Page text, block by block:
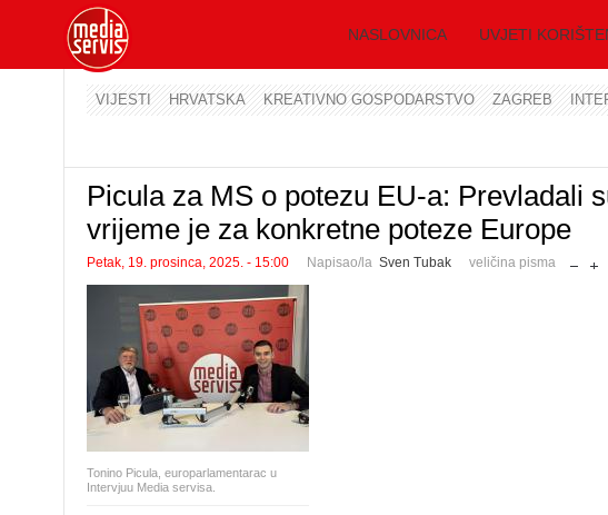
NASLOVNICA UVJETI
VIJESTI HRVATSKA KREATIVNO GOSPODARSTVO ZAGREB
Picula za MS o potezu EU-a: Prevladali
vrijeme je za konkretne poteze Europe
Petak, 19. prosinca, 2025. - 15:00 Napisao/la Sven Tubak veličina pisma
Tonino Picula, europarlamentarac u
Intervjuu Media servisa.